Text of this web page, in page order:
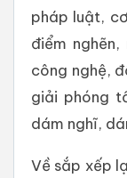
pháp luật,
điểm
công nghệ,
giải phóng
dám nghĩ,
Về sắp xếp